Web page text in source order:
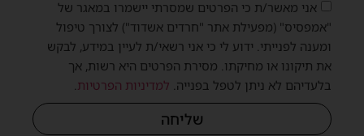
אני מאשר/ת כי הפרטים שמסרתי יישמרו במאגר של
"אמפסיס" (מפעילת אתר "חרדים אשדוד") לצורך טיפול
ומענה לפנייתי. ידוע לי כי אני רשאי/ת לעיין במידע, לבקש
את תיקונו או מחיקתו. מסירת הפרטים היא רשות, אך
בלעדיהם לא ניתן לטפל בפנייה.למדיניות הפרטיות.
שליחה